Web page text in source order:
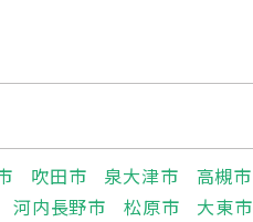
吹田市 泉大津市 高槻市
河内長野市 松原市 大東市